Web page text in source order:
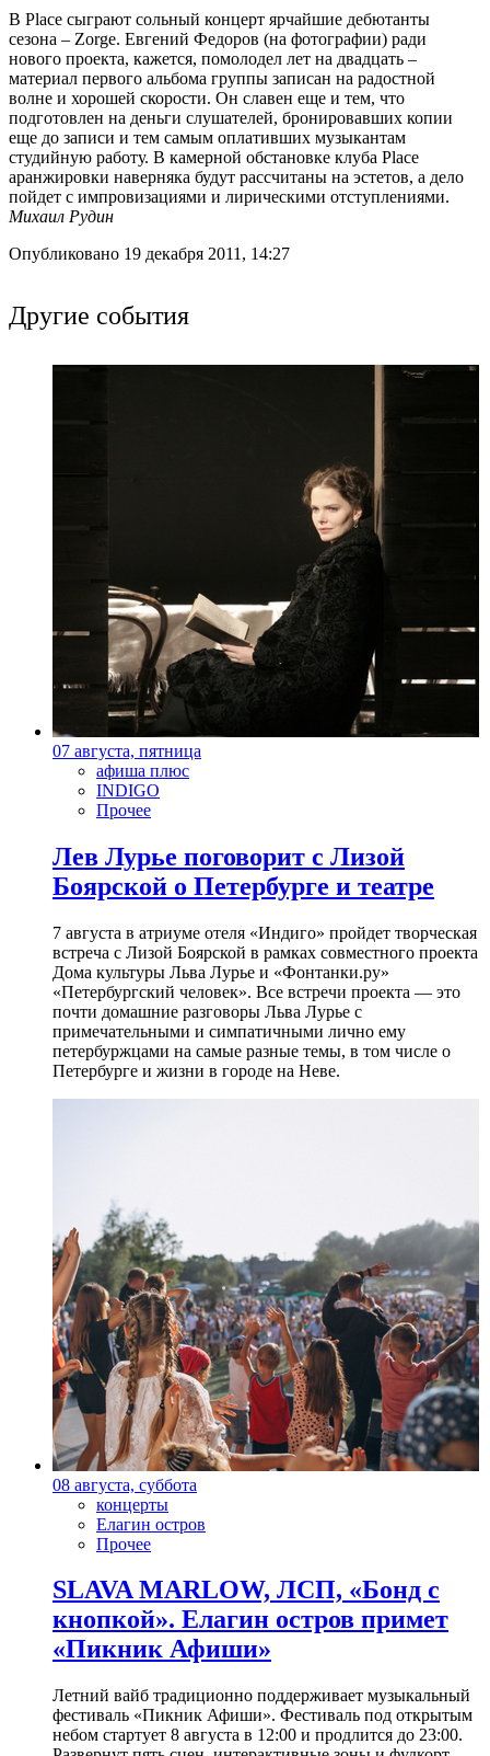
В Place сыграют сольный концерт ярчайшие дебютанты
сезона – Zorge. Евгений Федоров (на фотографии) ради
нового проекта, кажется, помолодел лет на двадцать –
материал первого альбома группы записан на радостной
волне и хорошей скорости. Он славен еще и тем, что
подготовлен на деньги слушателей, бронировавших копии
еще до записи и тем самым оплативших музыкантам
студийную работу. В камерной обстановке клуба Place
аранжировки наверняка будут рассчитаны на эстетов, а дело
пойдет с импровизациями и лирическими отступлениями.
Михаил Рудин
Опубликовано 19 декабря 2011, 14:27
Другие события
07 августа, пятница
афиша плюс
INDIGO
Прочее
Лев Лурье поговорит с Лизой
Боярской о Петербурге и театре
7 августа в атриуме отеля «Индиго» пройдет творческая
встреча с Лизой Боярской в рамках совместного проекта
Дома культуры Льва Лурье и «Фонтанки.ру»
«Петербургский человек». Все встречи проекта — это
почти домашние разговоры Льва Лурье с
примечательными и симпатичными лично ему
петербуржцами на самые разные темы, в том числе о
Петербурге и жизни в городе на Неве.
08 августа, суббота
концерты
Елагин остров
Прочее
SLAVA MARLOW, ЛСП, «Бонд с
кнопкой». Елагин остров примет
«Пикник Афиши»
Летний вайб традиционно поддерживает музыкальный
фестиваль «Пикник Афиши». Фестиваль под открытым
небом стартует 8 августа в 12:00 и продлится до 23:00.